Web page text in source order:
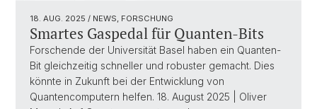
18. AUG. 2025 / NEWS, FORSCHUNG
Smartes Gaspedal für Quanten-Bits
Forschende der Universität Basel haben ein Quanten-
Bit gleichzeitig schneller und robuster gemacht. Dies
könnte in Zukunft bei der Entwicklung von
Quantencomputern helfen. 18. August 2025 | Oliver